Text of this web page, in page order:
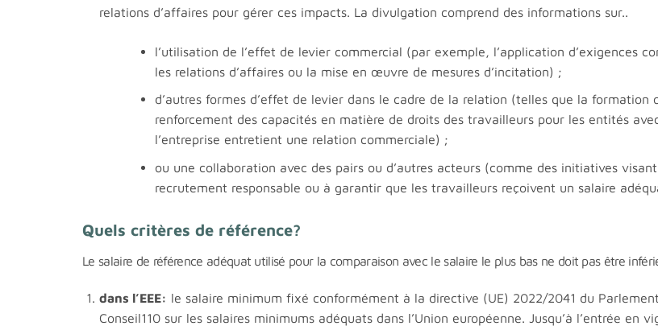
relations d’affaires pour gérer ces impacts. La divulgation comprend des informations sur..
l’utilisation de l’effet de levier commercial (par exemple, l’application d’exigences
les relations d’affaires ou la mise en œuvre de mesures d’incitation) ;
d’autres formes d’effet de levier dans le cadre de la relation (telles que la formation
renforcement des capacités en matière de droits des travailleurs pour les entités
l’entreprise entretient une relation commerciale) ;
ou une collaboration avec des pairs ou d’autres acteurs (comme des initiatives
recrutement responsable ou à garantir que les travailleurs reçoivent un salaire
Quels critères de référence?
Le salaire de référence adéquat utilisé pour la comparaison avec le salaire le plus bas ne doit pas être
dans l’EEE: le salaire minimum fixé conformément à la directive (UE) 2022/2041 du
Conseil110 sur les salaires minimums adéquats dans l’Union européenne. Jusqu’à l’entrée en